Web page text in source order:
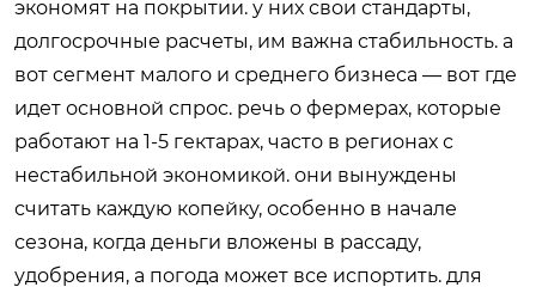
экономят на покрытии. у них свои стандарты,
долгосрочные расчеты, им важна стабильность. а
вот сегмент малого и среднего бизнеса — вот где
идет основной спрос. речь о фермерах, которые
работают на 1-5 гектарах, часто в регионах с
нестабильной экономикой. они вынуждены
считать каждую копейку, особенно в начале
сезона, когда деньги вложены в рассаду,
удобрения, а погода может все испортить. для